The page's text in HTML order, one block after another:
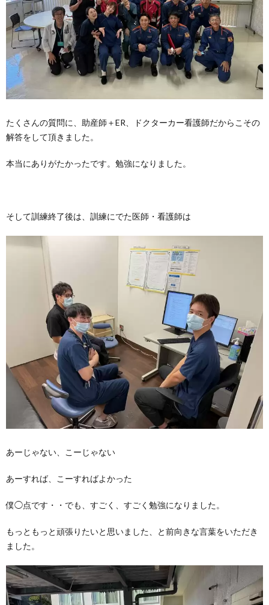
たくさんの質問に、助産師＋ER、ドクターカー看護師だからこその
解答をして頂きました。
本当にありがたかったです。勉強になりました。
そして訓練終了後は、訓練にでた医師・看護師は
あーじゃない、こーじゃない
あーすれば、こーすればよかった
僕◯点です・・でも、すごく、すごく勉強になりました。
もっともっと頑張りたいと思いました、と前向きな言葉をいただき
ました。